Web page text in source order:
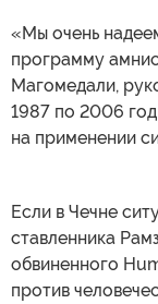
«Мы очень
программу
Магомедали,
1987 по 2006
на применении
Если в Чечне
ставленника
обвиненного
против